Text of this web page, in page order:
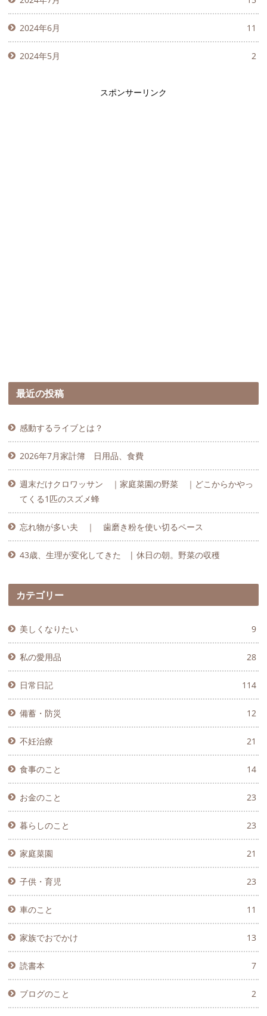
2024年6月 11
2024年5月 2
スポンサーリンク
最近の投稿
感動するライブとは？
2026年7月家計簿 日用品、食費
週末だけクロワッサン ｜家庭菜園の野菜 ｜どこからかやっ
てくる1匹のスズメ蜂
忘れ物が多い夫 ｜ 歯磨き粉を使い切るペース
43歳、生理が変化してきた | 休日の朝。野菜の収穫
カテゴリー
美しくなりたい 9
私の愛用品 28
日常日記 114
備蓄・防災 12
不妊治療 21
食事のこと 14
お金のこと 23
暮らしのこと 23
家庭菜園 21
子供・育児 23
車のこと 11
家族でおでかけ 13
読書本 7
ブログのこと 2